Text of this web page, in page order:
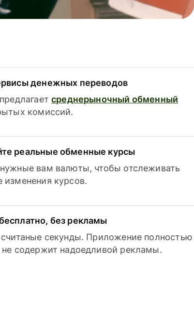
денежных переводов
среднерыночный обменный
комиссий.
реальные обменные курсы
вам валюты, чтобы отслеживать
изменения курсов.
без рекламы
считаные секунды. Приложение полностью
не содержит надоедливой рекламы.